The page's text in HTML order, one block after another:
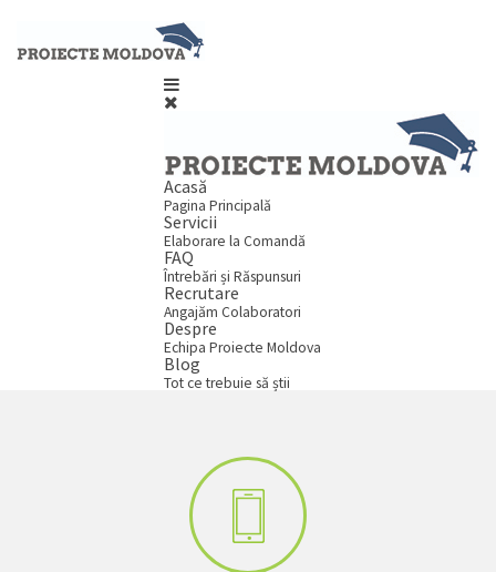
Acasă
Pagina Principală
Servicii
Elaborare la Comandă
FAQ
Întrebări și Răspunsuri
Recrutare
Angajăm Colaboratori
Despre
Echipa Proiecte Moldova
Blog
Tot ce trebuie să știi